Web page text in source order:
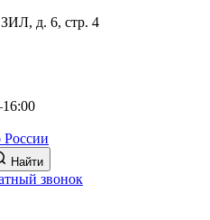
д. 6, стр. 4
Найти
звонок